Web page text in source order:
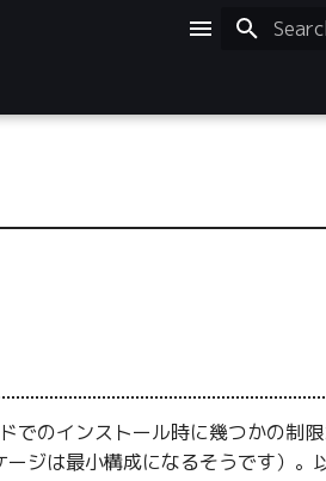
でのインストール時に幾つかの制
ジは最小構成になるそうです）。